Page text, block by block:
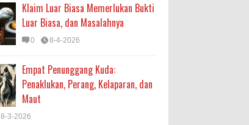
Klaim Luar Biasa Memerlukan Bukti
Luar Biasa, dan Masalahnya
0 8-4-2026
Empat Penunggang Kuda:
Penaklukan, Perang, Kelaparan, dan
Maut
8-3-2026